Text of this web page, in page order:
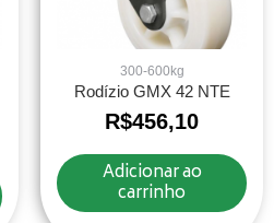
300-600kg
Rodízio GMX 42 NTE
R$456,10
Adicionar ao
carrinho